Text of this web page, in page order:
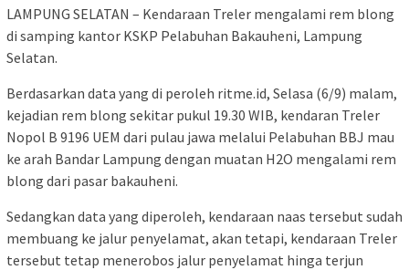
LAMPUNG SELATAN – Kendaraan Treler mengalami rem blong
di samping kantor KSKP Pelabuhan Bakauheni, Lampung
Selatan.
Berdasarkan data yang di peroleh ritme.id, Selasa (6/9) malam,
kejadian rem blong sekitar pukul 19.30 WIB, kendaran Treler
Nopol B 9196 UEM dari pulau jawa melalui Pelabuhan BBJ mau
ke arah Bandar Lampung dengan muatan H2O mengalami rem
blong dari pasar bakauheni.
Sedangkan data yang diperoleh, kendaraan naas tersebut sudah
membuang ke jalur penyelamat, akan tetapi, kendaraan Treler
tersebut tetap menerobos jalur penyelamat hinga terjun